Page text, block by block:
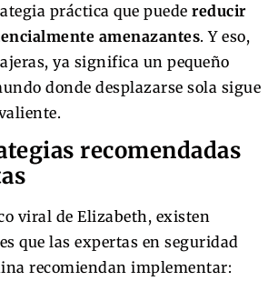
práctica que puede reducir
amenazantes. Y eso,
ya significa un pequeño
donde desplazarse sola sigue
recomendadas
viral de Elizabeth, existen
que las expertas en seguridad
recomiendan implementar: